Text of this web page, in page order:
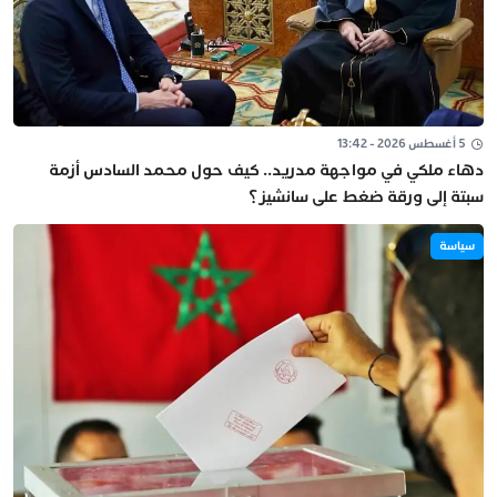
5 أغسطس 2026 - 13:42
دهاء ملكي في مواجهة مدريد.. كيف حول محمد السادس أزمة
سبتة إلى ورقة ضغط على سانشيز؟
سياسة